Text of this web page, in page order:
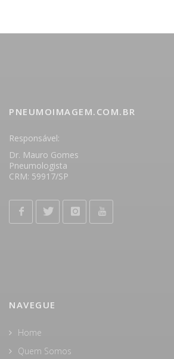
PNEUMOIMAGEM.COM.BR
Responsável:
Dr. Mauro Gomes
Pneumologista
CRM: 59917/SP
NAVEGUE
Home
Quem Somos